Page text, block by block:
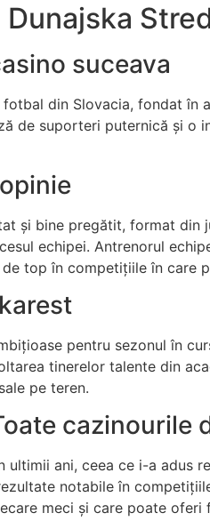
suceava
din Slovacia, fondat
de suporteri puternică și
și bine pregătit, format
echipei. Antrenorul
top în competițiile în care
pentru sezonul în
tinerelor talente din
pe teren.
cazinourile
ultimii ani, ceea ce i-a
notabile în
meci și care poate